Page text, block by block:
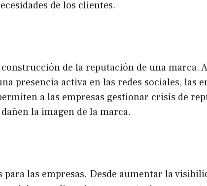
de los clientes.
de la reputación de una marca.
presencia activa en las redes sociales, las
a las empresas gestionar crisis de
la imagen de la marca.
las empresas. Desde aumentar la